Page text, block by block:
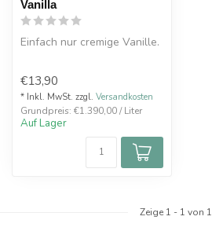
Vanilla
Einfach nur cremige Vanille.
mit Base und je nach B...
€13,90
* Inkl. MwSt. zzgl. Versandkosten
Grundpreis: €1.390,00 / Liter
Auf Lager
Zeige 1 - 1 von 1